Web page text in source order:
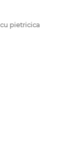
pietricica